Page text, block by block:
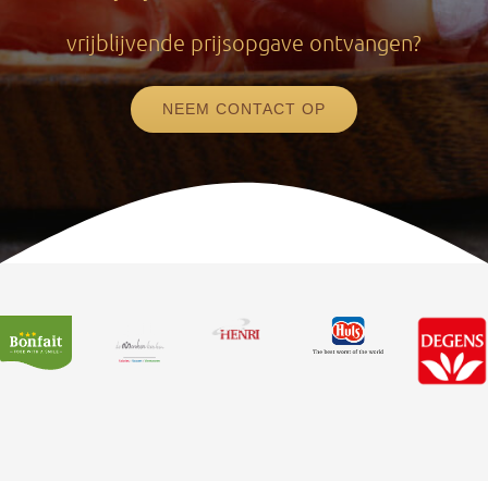
vrijblijvende prijsopgave ontvangen?
NEEM CONTACT OP